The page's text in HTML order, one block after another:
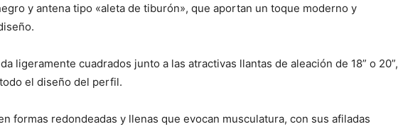
y antena tipo «aleta de tiburón», que aportan un toque moderno y
ligeramente cuadrados junto a las atractivas llantas de aleación de 18” o 20”,
el diseño del perfil.
formas redondeadas y llenas que evocan musculatura, con sus afiladas